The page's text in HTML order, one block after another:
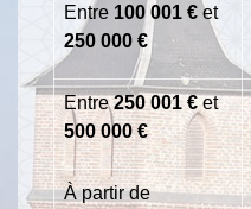
Entre 100 001 € et
250 000 €
Entre250 001 €et
500 000 €
À partir de